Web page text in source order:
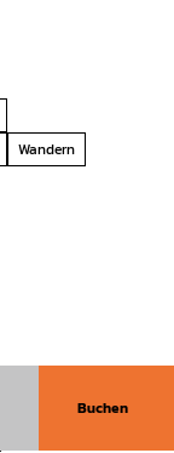
Wandern
Buchen